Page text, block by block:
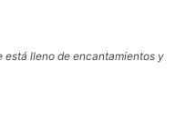
está lleno de encantamientos y